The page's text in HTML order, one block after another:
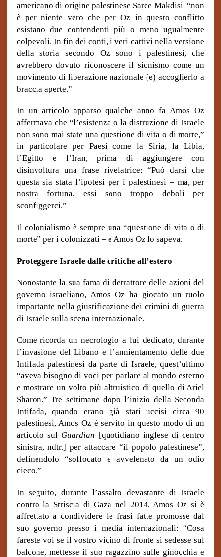
americano di origine palestinese Saree Makdisi, “non
è per niente vero che per Oz in questo conflitto
esistano due contendenti più o meno ugualmente
colpevoli. In fin dei conti, i veri cattivi nella versione
della storia secondo Oz sono i palestinesi, che
avrebbero dovuto riconoscere il sionismo come un
movimento di liberazione nazionale (e) accoglierlo a
braccia aperte.”
In un articolo apparso qualche anno fa Amos Oz
affermava che “l’esistenza o la distruzione di Israele
non sono mai state una questione di vita o di morte,”
in particolare per Paesi come la Siria, la Libia,
l’Egitto e l’Iran, prima di aggiungere con
disinvoltura una frase rivelatrice: “Può darsi che
questa sia stata l’ipotesi per i palestinesi – ma, per
nostra fortuna, essi sono troppo deboli per
sconfiggerci.”
Il colonialismo è sempre una “questione di vita o di
morte” per i colonizzati – e Amos Oz lo sapeva.
Proteggere Israele dalle critiche all’estero
Nonostante la sua fama di detrattore delle azioni del
governo israeliano, Amos Oz ha giocato un ruolo
importante nella giustificazione dei crimini di guerra
di Israele sulla scena internazionale.
Come ricorda un necrologio a lui dedicato, durante
l’invasione del Libano e l’annientamento delle due
Intifada palestinesi da parte di Israele, quest’ultimo
“aveva bisogno di voci per parlare al mondo esterno
e mostrare un volto più altruistico di quello di Ariel
Sharon.” Tre settimane dopo l’inizio della Seconda
Intifada, quando erano già stati uccisi circa 90
palestinesi, Amos Oz è servito in questo modo di un
articolo sul Guardian [quotidiano inglese di centro
sinistra, ndtr.] per attaccare “il popolo palestinese”,
definendolo “soffocato e avvelenato da un odio
cieco.”
In seguito, durante l’assalto devastante di Israele
contro la Striscia di Gaza nel 2014, Amos Oz si è
affrettato a condividere le frasi fatte promosse dal
suo governo presso i media internazionali: “Cosa
fareste voi se il vostro vicino di fronte si sedesse sul
balcone, mettesse il suo ragazzino sulle ginocchia e